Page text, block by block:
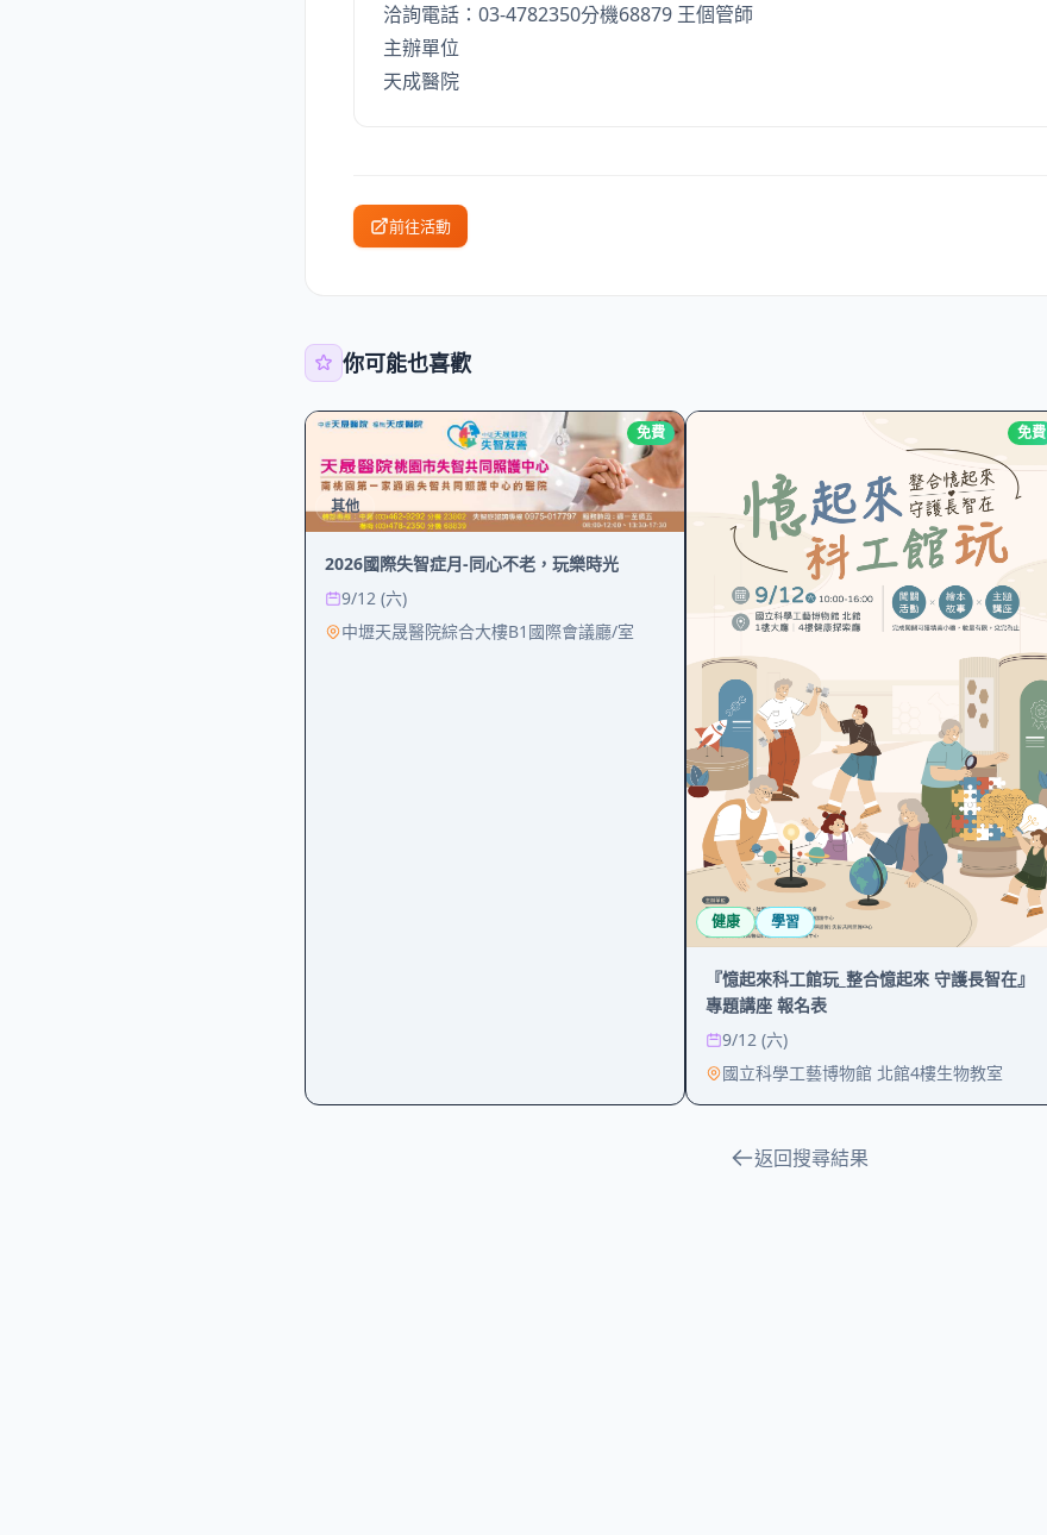
洽詢電話：03-4782350分機68879 王個管師
主辦單位
天成醫院
前往活動
你可能也喜歡
免費
其他
2026國際失智症月-同心不老，玩樂時光
9/12 (六)
中壢天晟醫院綜合大樓B1國際會議廳/室
免費
健康 學習
『憶起來科工館玩_整合憶起來 守護長智在』
專題講座 報名表
9/12 (六)
國立科學工藝博物館 北館4樓生物教室
返回搜尋結果